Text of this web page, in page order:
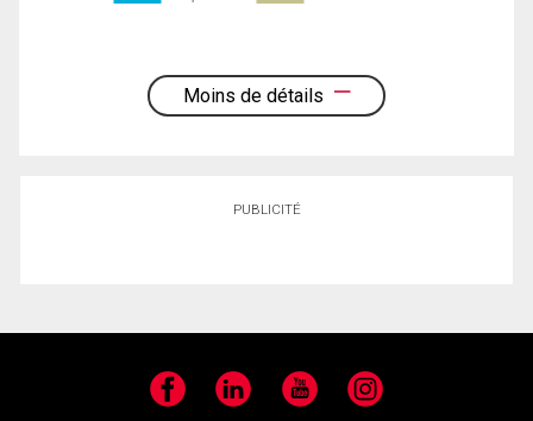
Moins de détails
PUBLICITÉ
Facebook LinkedIn YouTube Instagram